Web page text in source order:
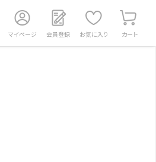
マイページ 会員登録 お気に入り カート